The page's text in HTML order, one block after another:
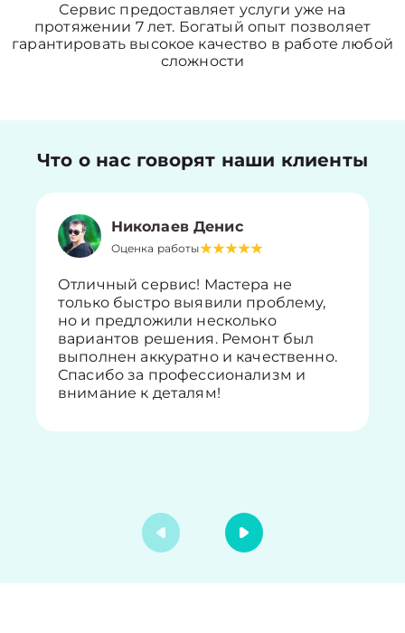
Сервис предоставляет услуги уже на
протяжении 7 лет. Богатый опыт позволяет
гарантировать высокое качество в работе любой
сложности
Что о нас говорят наши клиенты
Николаев Денис
Оценка работы
Отличный сервис! Мастера не
только быстро выявили проблему,
но и предложили несколько
вариантов решения. Ремонт был
выполнен аккуратно и качественно.
Спасибо за профессионализм и
внимание к деталям!